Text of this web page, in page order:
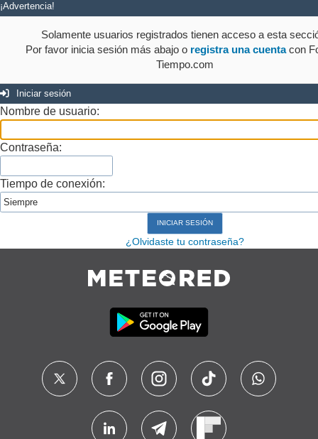
¡Advertencia!
Solamente usuarios registrados tienen acceso a esta
Por favor inicia sesión más abajo o registra una cuentacon
Tiempo.com
Iniciar sesión
Nombre de usuario:
Contraseña:
Tiempo de conexión:
¿Olvidaste tu contraseña?